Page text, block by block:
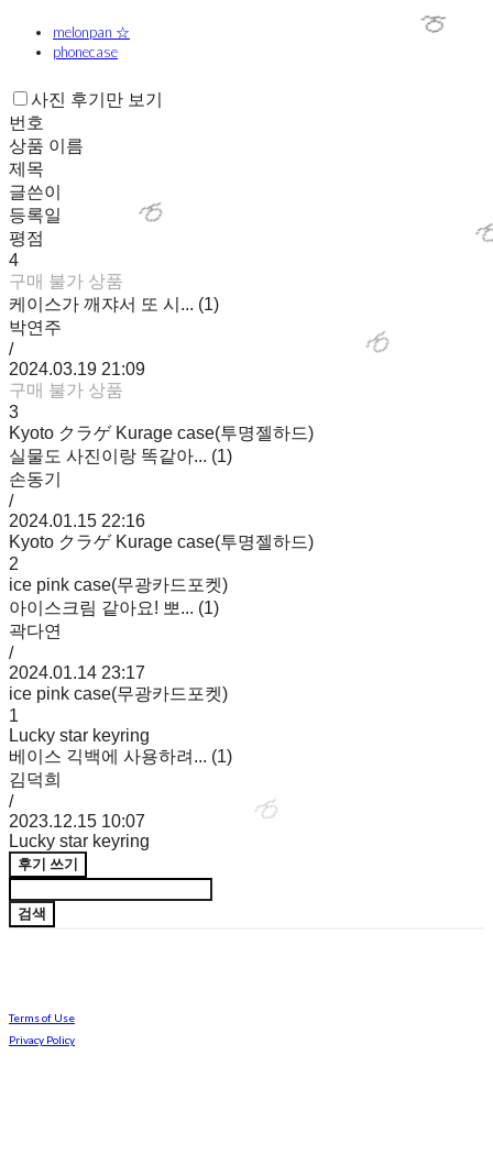
melonpan ☆
phonecase
사진 후기만 보기
번호
상품 이름
제목
글쓴이
등록일
평점
4
구매 불가 상품
케이스가 깨쟈서 또 시... (1)
박연주
/
2024.03.19 21:09
구매 불가 상품
3
Kyoto クラゲ Kurage case(투명젤하드)
실물도 사진이랑 똑같아... (1)
손동기
/
2024.01.15 22:16
Kyoto クラゲ Kurage case(투명젤하드)
2
ice pink case(무광카드포켓)
아이스크림 같아요! 뽀... (1)
곽다연
/
2024.01.14 23:17
ice pink case(무광카드포켓)
1
Lucky star keyring
베이스 긱백에 사용하려... (1)
김덕희
/
2023.12.15 10:07
Lucky star keyring
후기 쓰기
검색
Terms of Use
Privacy Policy